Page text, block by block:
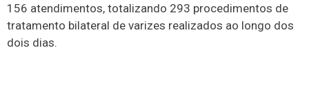
156 atendimentos, totalizando 293 procedimentos de
tratamento bilateral de varizes realizados ao longo dos
dois dias.